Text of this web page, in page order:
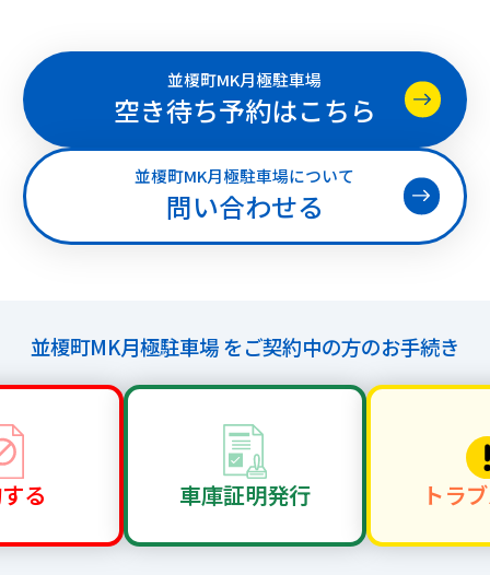
並榎町MK月極駐車場
空き待ち予約はこちら
並榎町MK月極駐車場について
問い合わせる
並榎町MK月極駐車場 をご契約中の方のお手続き
る 車庫証明発行 トラ